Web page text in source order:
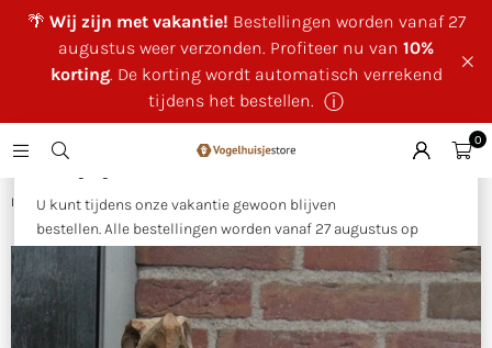
🌴 Wij zijn met vakantie! Bestellingen worden vanaf 27
augustus weer verzonden. Profiteer nu van 10%
korting. De korting wordt automatisch verrekend
tijdens het bestellen. ⓘ
×
U kunt tijdens onze vakantie gewoon blijven
bestellen. Alle bestellingen worden vanaf 27 augustus op
volgorde van binnenkomst verzonden.
Als bedankje voor uw geduld ontvangt u tijdens onze
vakantie
10% korting op uw bestelling
. Deze wordt
automatisch verrekend tijdens het bestellen.
0
Huis Houtsculptuur arend op rots